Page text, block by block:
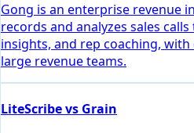
Gong is an enterprise revenue
records and analyzes sales
insights, and rep coaching,
large revenue teams.
LiteScribe vs Grain